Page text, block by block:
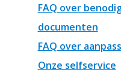
FAQ over
documenten
FAQ over
Onze selfservice